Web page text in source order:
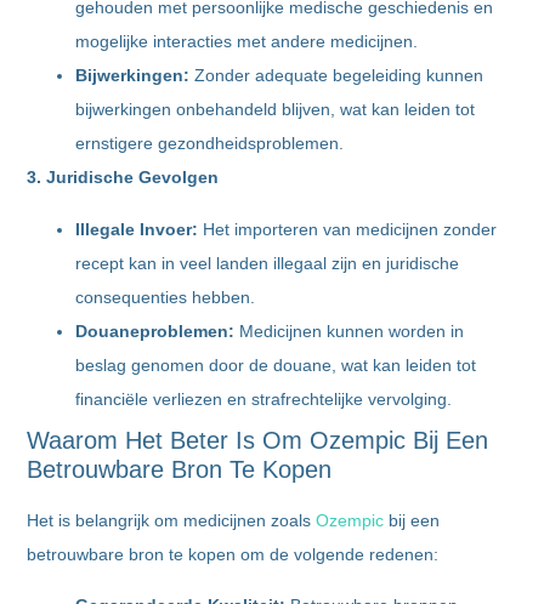
gehouden met persoonlijke medische geschiedenis en
mogelijke interacties met andere medicijnen.
Bijwerkingen: Zonder adequate begeleiding kunnen
bijwerkingen onbehandeld blijven, wat kan leiden tot
ernstigere gezondheidsproblemen.
3. Juridische Gevolgen
Illegale Invoer: Het importeren van medicijnen zonder
recept kan in veel landen illegaal zijn en juridische
consequenties hebben.
Douaneproblemen: Medicijnen kunnen worden in
beslag genomen door de douane, wat kan leiden tot
financiële verliezen en strafrechtelijke vervolging.
Waarom Het Beter Is Om Ozempic Bij Een
Betrouwbare Bron Te Kopen
Het is belangrijk om medicijnen zoalsOzempic bij een
betrouwbare bron te kopen om de volgende redenen: